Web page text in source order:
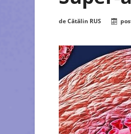
deCătălin RUS